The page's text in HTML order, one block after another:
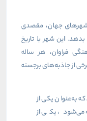
شهرهای جهان، مقصدی
این شهر با تاریخ
فراوان، هر ساله
از جاذبه‌های برجسته
به‌عنوان یکی از
یکی از